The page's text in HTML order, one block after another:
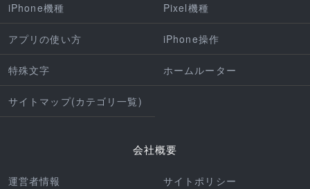
iPhone機種 Pixel機種
アプリの使い方 iPhone操作
特殊文字 ホームルーター
サイトマップ(カテゴリ一覧)
会社概要
運営者情報 サイトポリシー